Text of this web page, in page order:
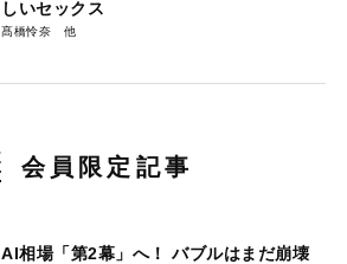
しいセックス
髙橋怜奈
会員限定記事
AI相場「第2幕」へ！ バブルはまだ崩壊